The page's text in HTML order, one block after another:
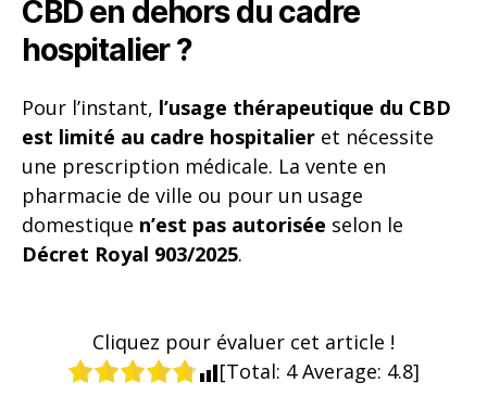
CBD en dehors du cadre
hospitalier ?
Pour l’instant, l’usage thérapeutique du CBD
est limité au cadre hospitalier et nécessite
une prescription médicale. La vente en
pharmacie de ville ou pour un usage
domestique n’est pas autorisée selon le
Décret Royal 903/2025.
Cliquez pour évaluer cet article !
[Total: 4Average: 4.8]